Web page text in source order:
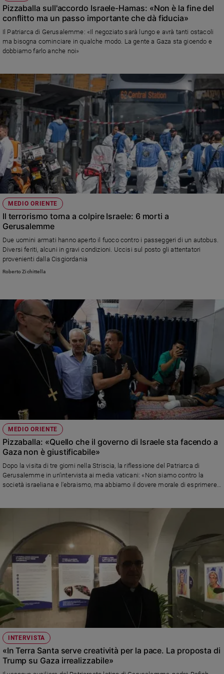
Pizzaballa sull'accordo Israele-Hamas: «Non è la fine del
conflitto ma un passo importante che dà fiducia»
Il Patriarca di Gerusalemme: «Il negoziato sarà lungo e avrà tanti ostacoli
ma bisogna cominciare in qualche modo. La gente a Gaza sta gioendo e
dobbiamo farlo anche noi»
MEDIO ORIENTE
Il terrorismo torna a colpire Israele: 6 morti a
Gerusalemme
Due uomini armati hanno aperto il fuoco contro i passeggeri di un autobus.
Diversi feriti, alcuni in gravi condizioni. Uccisi sul posto gli attentatori
provenienti dalla Cisgiordania
Roberto Zichittella
MEDIO ORIENTE
Pizzaballa: «Quello che il governo di Israele sta facendo a
Gaza non è giustificabile»
Dopo la visita di tre giorni nella Striscia, la riflessione del Patriarca di
Gerusalemme in un’intervista ai media vaticani: «Non siamo contro la
società israeliana e l'ebraismo, ma abbiamo il dovere morale di esprimere
per le conseguenze dei bombardamenti. Le parole del Papa? Molto chiare,
molto forti e molto attese»
INTERVISTA
«In Terra Santa serve creatività per la pace. La proposta di
Trump su Gaza irrealizzabile»